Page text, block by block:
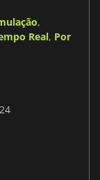
,
Real, Por